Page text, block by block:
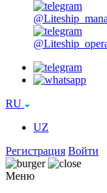
RU
UZ
Регистрация Войти
Меню